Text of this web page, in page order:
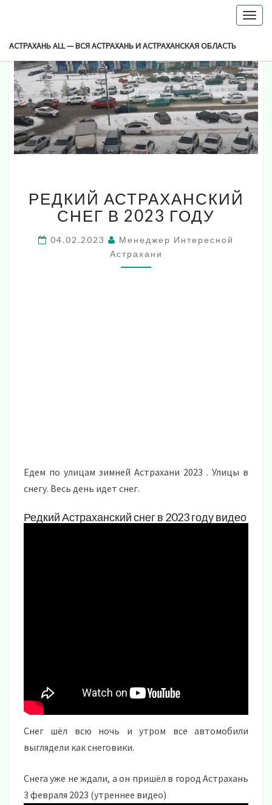
АСТРАХАНЬ ALL — ВСЯ АСТРАХАНЬ И АСТРАХАНСКАЯ ОБЛАСТЬ
АСТРАХАНСКИЙ
СНЕГ
В
2023
ГОДУ
РЕДКИЙ АСТРАХАНСКИЙ
СНЕГ В 2023 ГОДУ
04.02.2023
Менеджер Интересной
Астрахани
Едем по улицам зимней Астрахани 2023 . Улицы в
снегу. Весь день идет снег.
Редкий Астраханский снег в 2023 году видео
Снег шёл всю ночь и утром все автомобили
выглядели как снеговики.
Снега уже не ждали, а он пришёл в город Астрахань
3 февраля 2023 (утреннее видео)